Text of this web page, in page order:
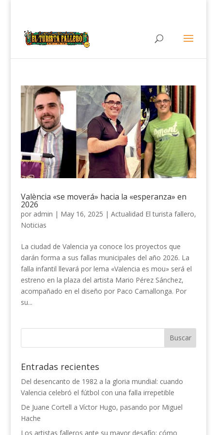
València «se moverá» hacia la «esperanza» en
2026
por admin | May 16, 2025 | Actualidad El turista fallero,
Noticias
La ciudad de Valencia ya conoce los proyectos que
darán forma a sus fallas municipales del año 2026. La
falla infantil llevará por lema «Valencia es mou» será el
estreno en la plaza del artista Mario Pérez Sánchez,
acompañado en el diseño por Paco Camallonga. Por
su...
Entradas recientes
Del desencanto de 1982 a la gloria mundial: cuando
Valencia celebró el fútbol con una falla irrepetible
De Juane Cortell a Víctor Hugo, pasando por Miguel
Hache
Los artistas falleros ante su mayor desafío: cómo